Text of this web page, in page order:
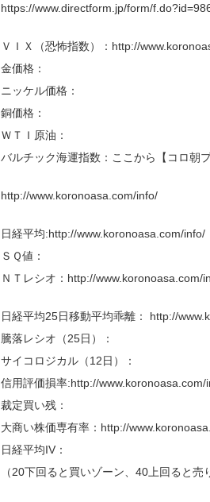
https://www.directform.jp/form/
ＶＩＸ（恐怖指数）：http://
金価格：
ニッケル価格：
銅価格：
ＷＴＩ原油：
バルチック海運指数：ここから【コロ朝
http://www.koronoasa.com/info/
日経平均:http://www.koronoasa.com/info/
ＳＱ値：
ＮＴレシオ：http://www.koronoasa.com/
日経平均25日移動平均乖離： http://
騰落レシオ（25日）：
サイコロジカル（12日）：
信用評価損率:http://www.koronoasa.com/
裁定買い残：
大商い株価専有率：http://
日経平均IV：
（20下回ると買いゾーン、40上回ると売